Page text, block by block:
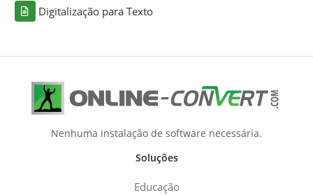
Digitalização para Texto
Nenhuma instalação de software necessária.
Soluções
Educação